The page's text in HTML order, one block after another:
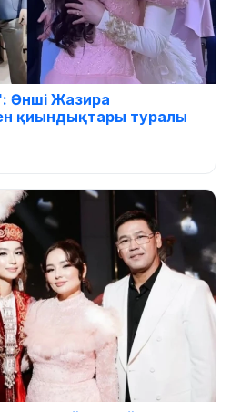
Әнші Жазира
қиындықтары туралы